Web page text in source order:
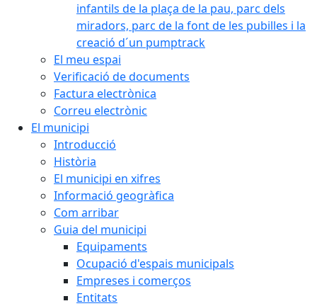
infantils de la plaça de la pau, parc dels
miradors, parc de la font de les pubilles i la
creació d´un pumptrack
El meu espai
Verificació de documents
Factura electrònica
Correu electrònic
El municipi
Introducció
Història
El municipi en xifres
Informació geogràfica
Com arribar
Guia del municipi
Equipaments
Ocupació d'espais municipals
Empreses i comerços
Entitats